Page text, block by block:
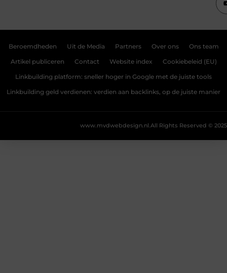
Beroemdheden Uit de Media Partners Over ons Ons team
Artikel publiceren Contact Website index Cookiebeleid (EU)
Linkbuilding platform: sneller hoger in Google met de juiste tools
Linkbuilding geld verdienen: verdien aan backlinks, op de juiste manier
All Rights Reserved © 2025
www.mvdwebdesign.nl.